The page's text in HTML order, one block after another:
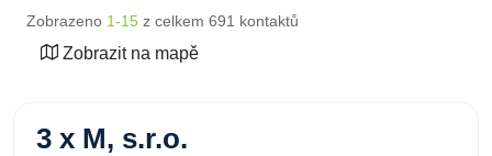
Zobrazeno 1-15 z celkem 691 kontaktů
Zobrazit na mapě
3 x M, s.r.o.